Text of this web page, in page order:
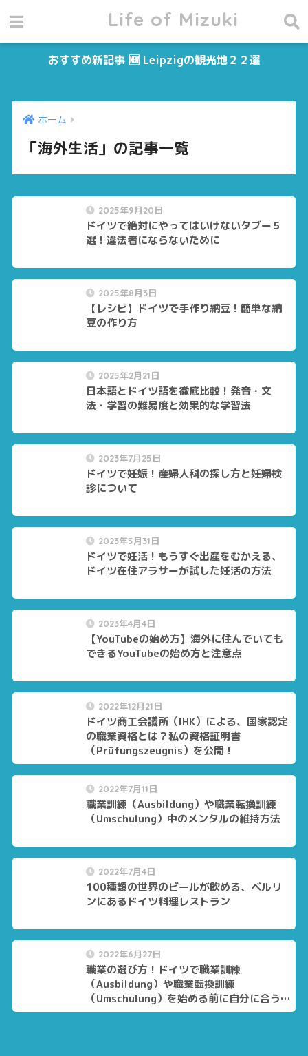
Life of Mizuki
おすすめ新記事 🆕 Leipzigの観光地２２選
ホーム
「海外生活」の記事一覧
2025年9月20日
ドイツで絶対にやってはいけないタブー５
選！違法者にならないために
2025年8月3日
【レシピ】ドイツで手作り納豆！簡単な納
豆の作り方
2025年2月21日
日本語とドイツ語を徹底比較！発音・文
法・学習の難易度と効果的な学習法
2023年7月25日
ドイツで妊娠！産婦人科の探し方と妊婦検
診について
2023年5月31日
ドイツで妊活！もうすぐ出産をむかえる、
ドイツ在住アラサーが試した妊活の方法
2023年4月4日
【YouTubeの始め方】海外に住んでいても
できるYouTubeの始め方と注意点
2022年12月21日
ドイツ商工会議所（IHK）による、国家認定
の職業資格とは？私の資格証明書
（Prüfungszeugnis）を公開！
2022年7月11日
職業訓練（Ausbildung）や職業転換訓練
（Umschulung）中のメンタルの維持方法
2022年7月4日
100種類の世界のビールが飲める、ベルリ
ンにあるドイツ料理レストラン
2022年6月27日
職業の選び方！ドイツで職業訓練
（Ausbildung）や職業転換訓練
（Umschulung）を始める前に自分に合う職
業を考える